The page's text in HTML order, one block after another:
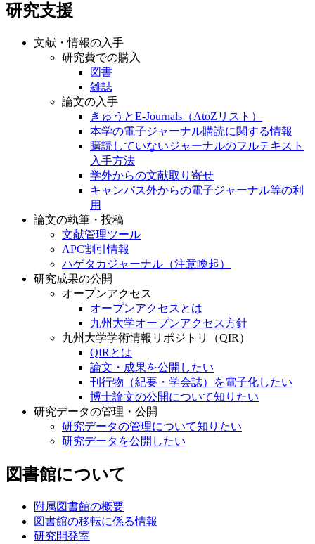
研究支援
文献・情報の入手
研究費での購入
図書
雑誌
論文の入手
きゅうとE-Journals（AtoZリスト）
本学の電子ジャーナル購読に関する情報
購読していないジャーナルのフルテキスト
入手方法
学外からの文献取り寄せ
キャンパス外からの電子ジャーナル等の利
用
論文の執筆・投稿
文献管理ツール
APC割引情報
ハゲタカジャーナル（注意喚起）
研究成果の公開
オープンアクセス
オープンアクセスとは
九州大学オープンアクセス方針
九州大学学術情報リポジトリ（QIR）
QIRとは
論文・成果を公開したい
刊行物（紀要・学会誌）を電子化したい
博士論文の公開について知りたい
研究データの管理・公開
研究データの管理について知りたい
研究データを公開したい
図書館について
附属図書館の概要
図書館の移転に係る情報
研究開発室